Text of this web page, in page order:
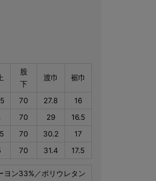
股
下
渡巾 裾巾
70 27.8
16
70 29
16.5
70 30.2
17
70 31.4 17.5
ヨン33%／ポリウレタン